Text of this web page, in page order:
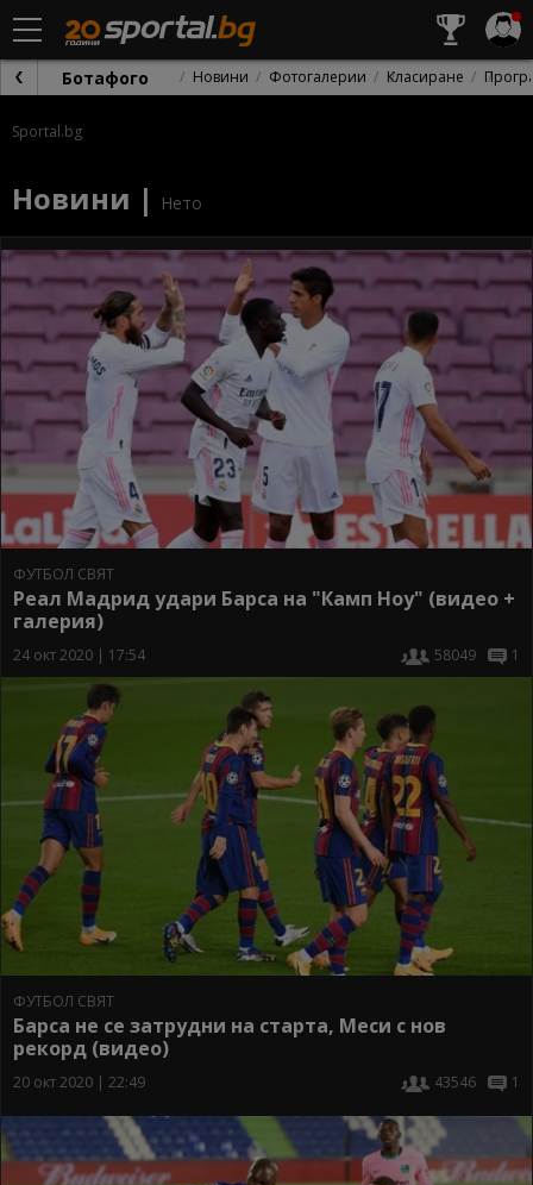
Ботафого Новини Фотогалерии Класиране
Sportal.bg
Новини | Нето
ФУТБОЛ СВЯТ
Реал Мадрид удари Барса на "Камп Ноу" (видео +
галерия)
24 окт 2020 | 17:54 58049 1
ФУТБОЛ СВЯТ
Барса не се затрудни на старта, Меси с нов
рекорд (видео)
20 окт 2020 | 22:49 43546 1